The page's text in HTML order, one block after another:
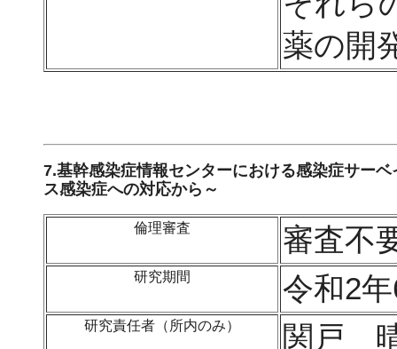
薬の開
7.基幹感染症情報センターにおける感染症サー
ス感染症への対応から～
倫理審査 審査不
研究期間 令和2
研究責任者（所内のみ） 関戸